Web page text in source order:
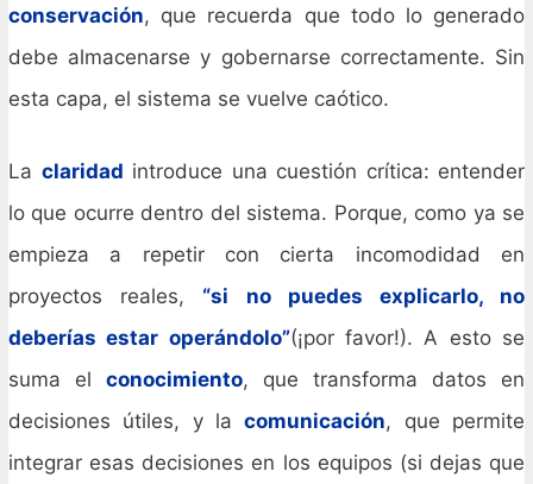
conservación, que recuerda que todo lo generado
debe almacenarse y gobernarse correctamente. Sin
esta capa, el sistema se vuelve caótico.
La claridad introduce una cuestión crítica: entender
lo que ocurre dentro del sistema. Porque, como ya se
empieza a repetir con cierta incomodidad en
proyectos reales, “si no puedes explicarlo, no
deberías estar operándolo”(¡por favor!). A esto se
suma el conocimiento, que transforma datos en
decisiones útiles, y lacomunicación, que permite
integrar esas decisiones en los equipos (si dejas que